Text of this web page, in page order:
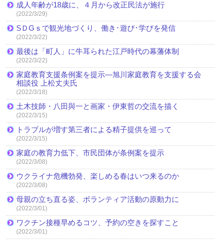
成人年齢が18歳に、４月から改正民法が施行
(2022/3/29)
SＤGｓで観光地づくり、働き･遊び･学びを発信
(2022/3/22)
最後は「町人」に牛耳られた江戸時代の幕藩体制
(2022/3/22)
家庭教育支援条例案を提示―旭川家庭教育を支援する会
相談役 上松丈夫氏
(2022/3/18)
土木技師・八田與一と画家・伊東哲の交流を描く
(2022/3/15)
トラブルが増す第三者による精子提供を巡って
(2022/3/15)
家庭の教育力低下、市民団体が条例案を提示
(2022/3/08)
ウクライナ危機勃発、楽しめる春はいつ来るのか
(2022/3/08)
母親の立ち直る姿、ボランティア活動の原動力に
(2022/3/01)
ワクチン接種早めるコツ、予約の空きを探すこと
(2022/3/01)